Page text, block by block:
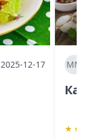
2025-12-17 ММ
★ ★